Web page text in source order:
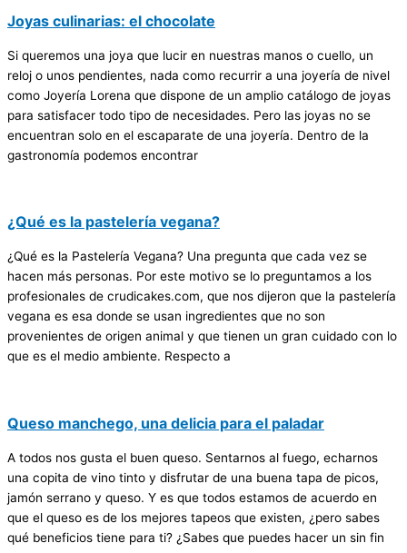
Joyas culinarias: el chocolate
Si queremos una joya que lucir en nuestras manos o cuello, un
reloj o unos pendientes, nada como recurrir a una joyería de nivel
como Joyería Lorena que dispone de un amplio catálogo de joyas
para satisfacer todo tipo de necesidades. Pero las joyas no se
encuentran solo en el escaparate de una joyería. Dentro de la
gastronomía podemos encontrar
¿Qué es la pastelería vegana?
¿Qué es la Pastelería Vegana? Una pregunta que cada vez se
hacen más personas. Por este motivo se lo preguntamos a los
profesionales de crudicakes.com, que nos dijeron que la pastelería
vegana es esa donde se usan ingredientes que no son
provenientes de origen animal y que tienen un gran cuidado con lo
que es el medio ambiente. Respecto a
Queso manchego, una delicia para el paladar
A todos nos gusta el buen queso. Sentarnos al fuego, echarnos
una copita de vino tinto y disfrutar de una buena tapa de picos,
jamón serrano y queso. Y es que todos estamos de acuerdo en
que el queso es de los mejores tapeos que existen, ¿pero sabes
qué beneficios tiene para ti? ¿Sabes que puedes hacer un sin fin